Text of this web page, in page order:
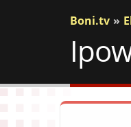
Boni.tv